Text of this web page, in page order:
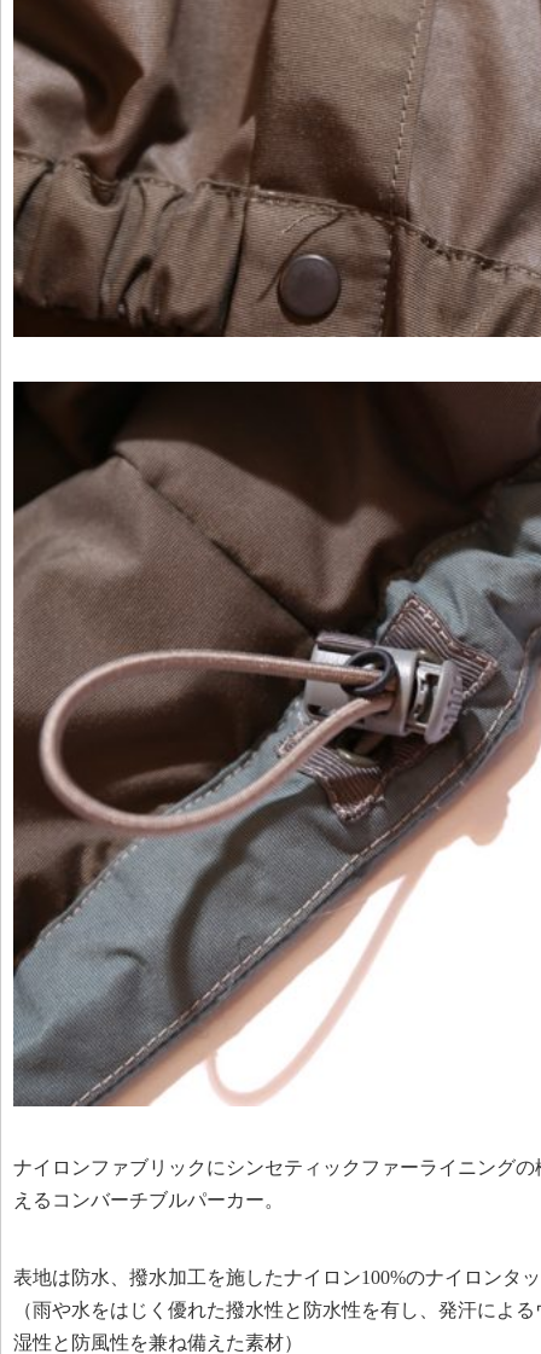
ナイロンファブリックにシンセティックファーライニング
えるコンバーチブルパーカー。
表地は防水、撥水加工を施したナイロン100%のナイロンタ
（雨や水をはじく優れた撥水性と防水性を有し、発汗によ
湿性と防風性を兼ね備えた素材）